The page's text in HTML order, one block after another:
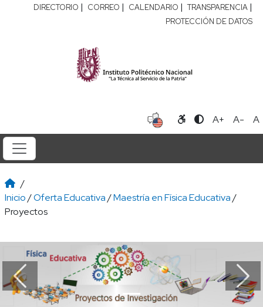
DIRECTORIO | CORREO | CALENDARIO | TRANSPARENCIA |
PROTECCIÓN DE DATOS
A+ A- A
/
Inicio/Oferta Educativa/Maestría en Física Educativa/
Proyectos
Previous Next